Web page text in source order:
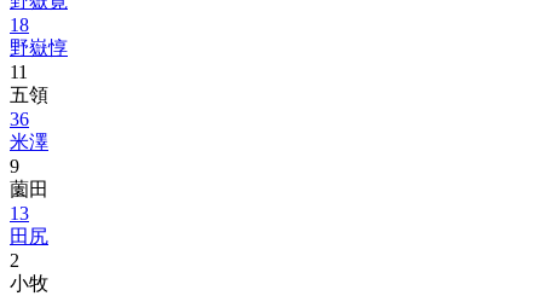
18
野嶽惇
11
五領
36
米澤
9
薗田
13
田尻
2
小牧